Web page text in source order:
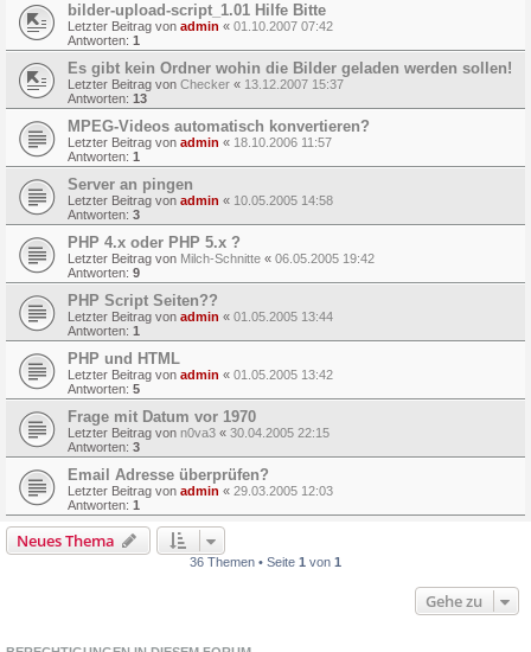
bilder-upload-script_1.01 Hilfe Bitte
Letzter Beitrag von admin « 01.10.2007 07:42
Antworten: 1
Es gibt kein Ordner wohin die Bilder geladen werden sollen!
Letzter Beitrag von Checker « 13.12.2007 15:37
Antworten: 13
MPEG-Videos automatisch konvertieren?
Letzter Beitrag von admin « 18.10.2006 11:57
Antworten: 1
Server an pingen
Letzter Beitrag von admin « 10.05.2005 14:58
Antworten: 3
PHP 4.x oder PHP 5.x ?
Letzter Beitrag von Milch-Schnitte « 06.05.2005 19:42
Antworten: 9
PHP Script Seiten??
Letzter Beitrag von admin « 01.05.2005 13:44
Antworten: 1
PHP und HTML
Letzter Beitrag von admin « 01.05.2005 13:42
Antworten: 5
Frage mit Datum vor 1970
Letzter Beitrag von n0va3 « 30.04.2005 22:15
Antworten: 3
Email Adresse überprüfen?
Letzter Beitrag von admin « 29.03.2005 12:03
Antworten: 1
Neues Thema
36 Themen • Seite 1 von 1
Gehe zu